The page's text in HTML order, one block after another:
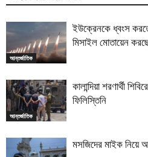
আন্তর্জাতিক
ইউক্রেনকে ধ্বংস
মিসাইল মোতায়েন করছে
আন্তর্জাতিক
কালান্দিয়া শরণার্থী
ফিলিস্তিনি
মসজিদের মাইক নিয়ে